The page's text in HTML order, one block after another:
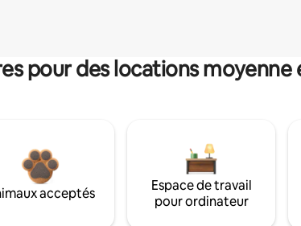
pour des locations
acceptés
Espace de travail
pour ordinateur